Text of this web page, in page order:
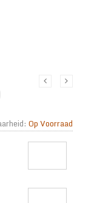
Op Voorraad